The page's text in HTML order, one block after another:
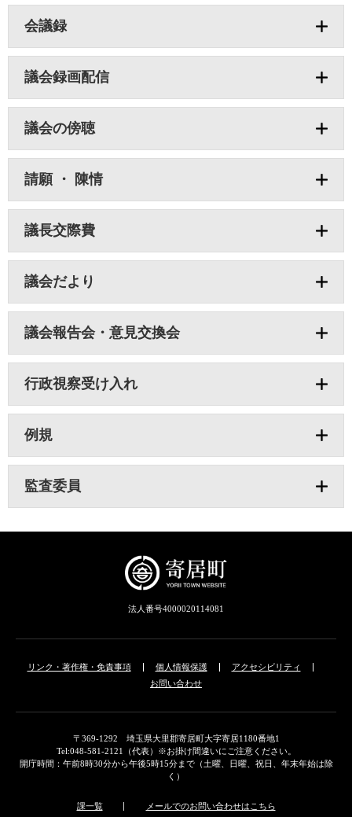
会議録
議会録画配信
議会の傍聴
請願 ・ 陳情
議長交際費
議会だより
議会報告会・意見交換会
行政視察受け入れ
例規
監査委員
法人番号4000020114081
リンク・著作権・免責事項 個人情報保護
アクセシビリティ
お問い合わせ
〒369-1292 埼玉県大里郡寄居町大字寄居1180番地1
Tel:048-581-2121（代表）※お掛け間違いにご注意ください。
開庁時間：午前8時30分から午後5時15分まで（土曜、日曜、祝日、年末年始は除
く）
課一覧 メールでのお問い合わせはこちら